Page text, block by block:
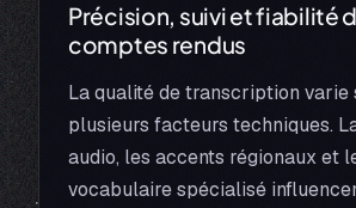
Précision, suivi et fiabilité
comptes rendus
La qualité de transcription varie
plusieurs facteurs techniques.
audio, les accents régionaux et
vocabulaire spécialisé